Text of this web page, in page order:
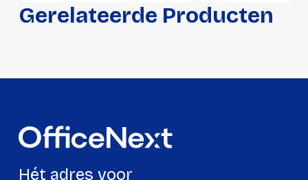
Verpakking
Hoogte:
Lengte:
320 millimeter
Gewicht:
Gerelateerde Producten
Hét adres voor